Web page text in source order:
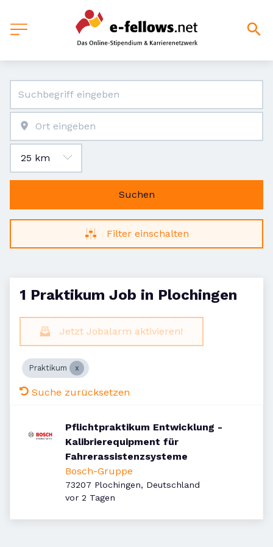
Suchen
Filter einschalten
1 Praktikum Job in Plochingen
Jetzt Jobalarm aktivieren!
Praktikum
Suche zurücksetzen
Pflichtpraktikum Entwicklung -
Kalibrierequipment für
Fahrerassistenzsysteme
Bosch-Gruppe
73207 Plochingen, Deutschland
Veröffentlicht
vor 2 Tagen